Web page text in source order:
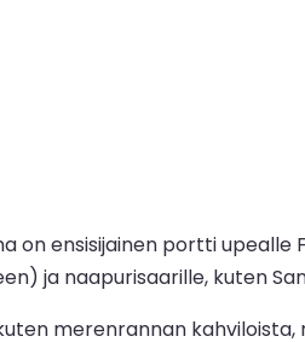
on ensisijainen portti
ja naapurisaarille, kuten
merenrannan